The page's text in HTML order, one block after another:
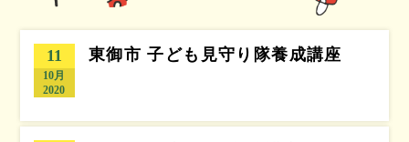
11
10月
2020
東御市 子ども見守り隊養成講座